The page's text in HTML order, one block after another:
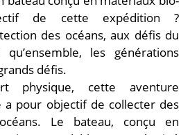
de cette expédition ?
des océans, aux défis du
les générations
défis.
physique, cette aventure
a pour objectif de collecter des
Le bateau, conçu en